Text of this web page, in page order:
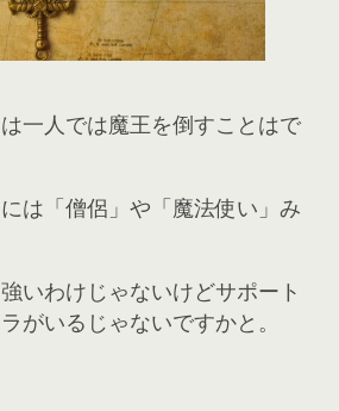
一人では魔王を倒すことはで
は「僧侶」や「魔法使い」み
いわけじゃないけどサポート
がいるじゃないですかと。